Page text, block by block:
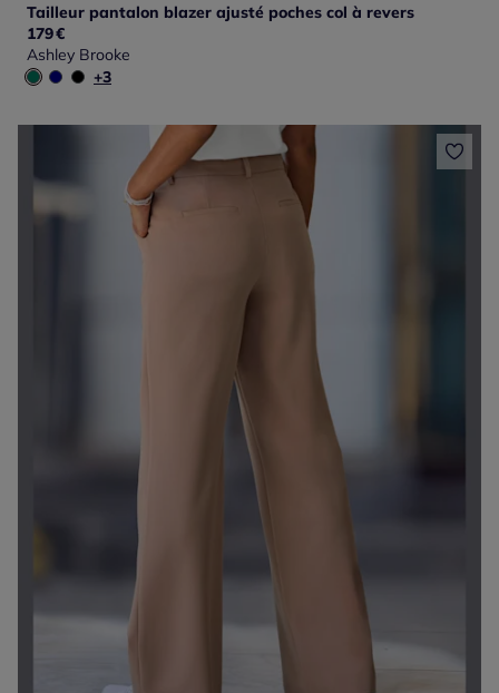
Tailleur pantalon blazer ajusté poches col à revers
179€
Ashley Brooke
+3